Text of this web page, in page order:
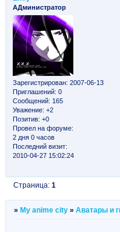
АДминистратор
Зарегистрирован: 2007-06-13
Приглашений: 0
Сообщений: 165
Уважение: +2
Позитив: +0
Провел на форуме:
2 дня 0 часов
Последний визит:
2010-04-27 15:02:24
Страница: 1
» My anime city » Аватары и